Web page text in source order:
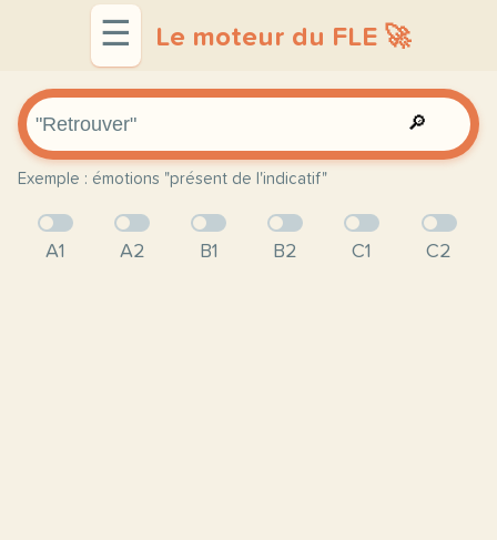
☰ Le moteur du FLE 🚀
🔎
Exemple : émotions "présent de l'indicatif"
A1 A2 B1 B2 C1 C2